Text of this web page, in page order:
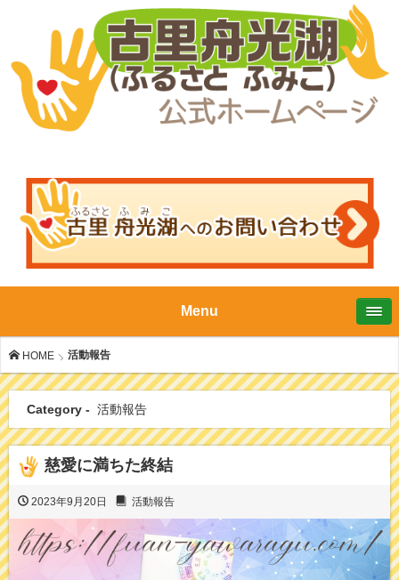
Menu
HOME 活動報告
Category - 活動報告
慈愛に満ちた終結
2023年9月20日 活動報告